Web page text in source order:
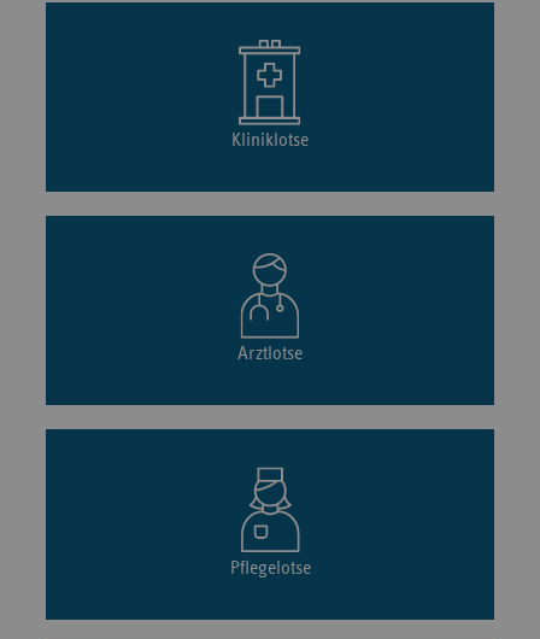
Kliniklotse
Arztlotse
Pflegelotse